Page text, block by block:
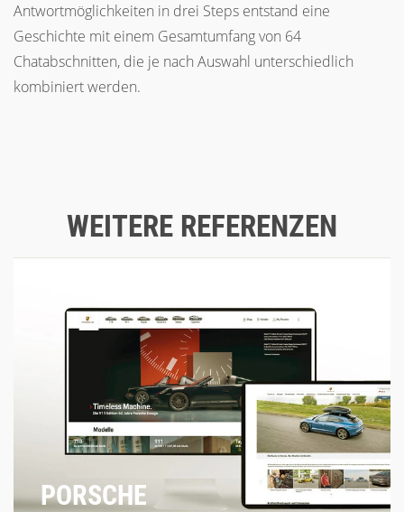
Antwortmöglichkeiten in drei Steps entstand eine
Geschichte mit einem Gesamtumfang von 64
Chatabschnitten, die je nach Auswahl unterschiedlich
kombiniert werden.
WEITERE REFERENZEN
PORSCHE